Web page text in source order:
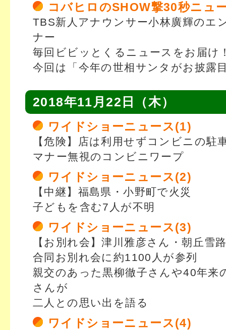
コバヒロのSHOW撃30秒ニュ
TBS新人アナウンサー小林廣輝のエ
ナー
毎回ビビッとくるニュースをお届け
今回は「今年の世相サンタがお披露
2018年11月22日（木）
ワイドショーニュース(1)
【危険】店は利用せずコンビニの駐
マナー無視のコンビニワープ
ワイドショーニュース(2)
【中継】福島県・小野町で火災
子どもを含む7人が不明
ワイドショーニュース(3)
【お別れ会】津川雅彦さん・朝丘雪
合同お別れ会に約1100人が参列
親交のあった黒柳徹子さんや40年来
さんが
二人との思い出を語る
ワイドショーニュース(4)